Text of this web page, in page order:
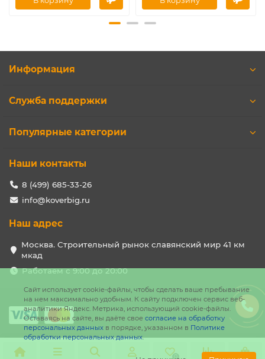
Сайт использует cookie-файлы, чтобы сделать ваше пребывание
на нем максимально удобным. К cайту подключен сервис веб-
аналитики Яндекс. Метрика, использующий cookie-файлы.
Оставаясь на сайте, вы даёте свое согласие на обработку
персональных данных в порядке, указанном в Политике
обработки персональных данных.
Информация
Служба поддержки
Популярные категории
Наши контакты
8 (499) 685-33-26
info@koverbig.ru
Наш адрес
Москва. Строительный рынок славянский мир 41 км
мкад
Работаем с 9:00 до 20:00
0